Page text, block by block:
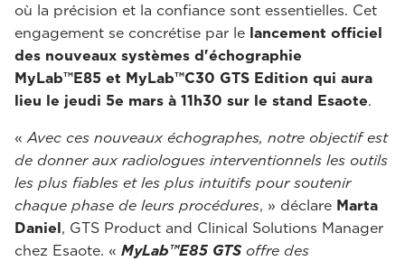
où la précision et la confiance sont essentielles. Cet
engagement se concrétise par le lancement officiel
des nouveaux systèmes d'échographie
MyLab™E85 et MyLab™C30 GTS Edition qui aura
lieu le jeudi 5e mars à 11h30 sur le stand Esaote.
« Avec ces nouveaux échographes, notre objectif est
de donner aux radiologues interventionnels les outils
les plus fiables et les plus intuitifs pour soutenir
chaque phase de leurs procédures, » déclare Marta
Daniel, GTS Product and Clinical Solutions Manager
chez Esaote. « MyLab™E85 GTSoffre des